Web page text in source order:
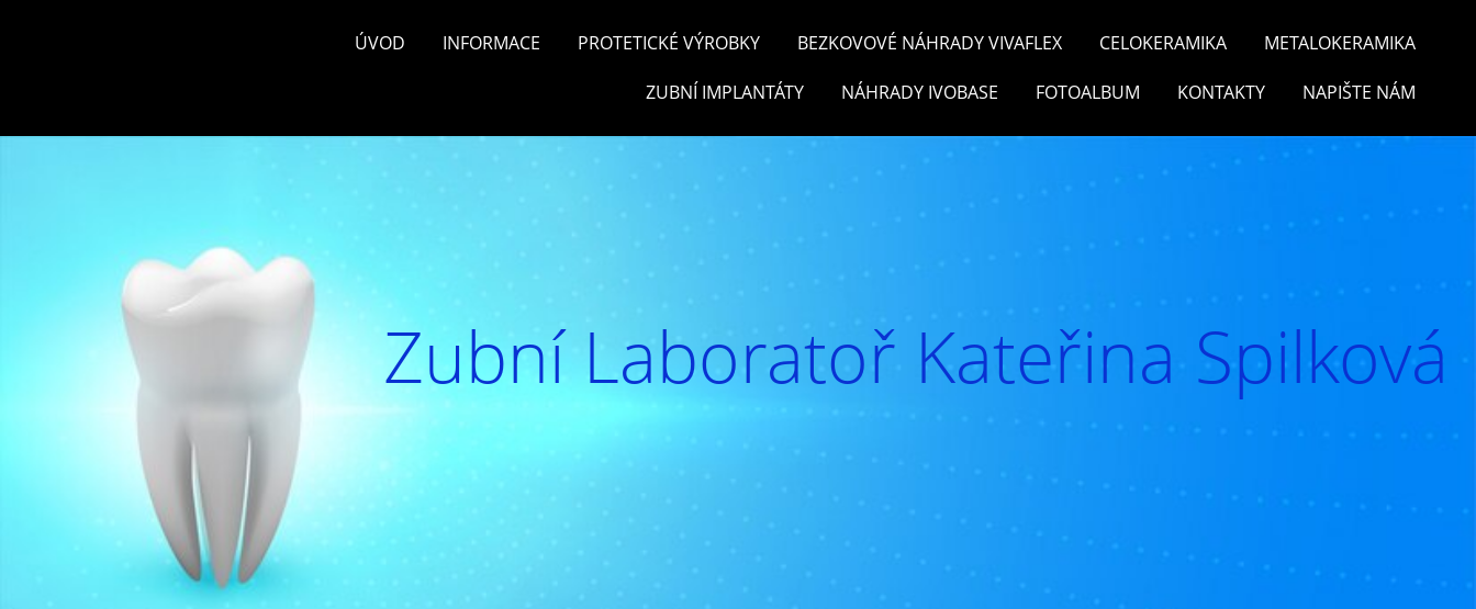
ÚVOD INFORMACE PROTETICKÉ VÝROBKY BEZKOVOVÉ NÁHRADY VIVAFLEX CELOKERAMIKA METALOKERAMIKA
ZUBNÍ IMPLANTÁTY NÁHRADY IVOBASE FOTOALBUM KONTAKTY NAPIŠTE NÁM
Zubní Laboratoř Kateřina Spilková